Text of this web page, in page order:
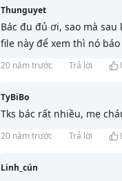
Thunguyet
Bác đu đủ ơi, sao mà
file này để xem thì nó
20 năm trước Trả lời
TyBiBo
Tks bác rất nhiều, mẹ
20 năm trước Trả lời
Linh_cún